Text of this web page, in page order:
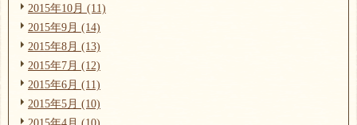
2015年10月 (11)
2015年9月 (14)
2015年8月 (13)
2015年7月 (12)
2015年6月 (11)
2015年5月 (10)